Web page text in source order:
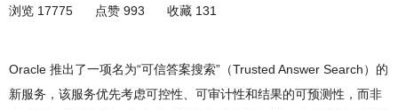
浏览 17775
点赞 993 收藏 131
Oracle 推出了一项名为“可信答案搜索”（Trusted Answer Search）的
新服务，该服务优先考虑可控性、可审计性和结果的可预测性，而非